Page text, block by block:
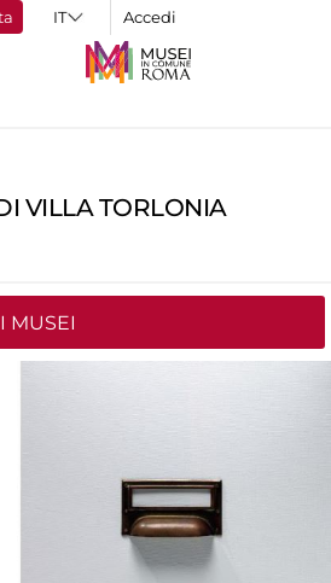
Accedi
VILLA TORLONIA
MUSEI